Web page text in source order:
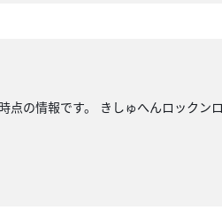
の情報です。 きしゅへんロックン